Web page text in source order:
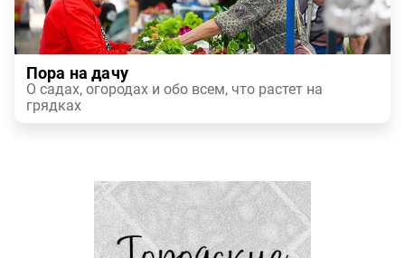
Пора на дачу
О садах, огородах и обо всем, что растет на
грядках